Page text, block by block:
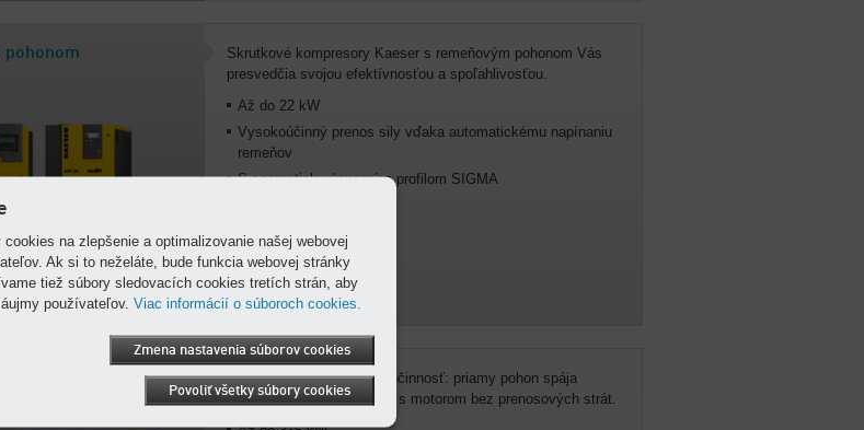
pohonom
Skrutkové kompresory Kaeser s remeňovým pohonom Vás
presvedčia svojou efektívnosťou a spoľahlivosťou.
Až do 22 kW
Vysokoúčinný prenos sily vďaka automatickému napínaniu
remeňov
S energeticky úsporným profilom SIGMA
S remeňovým pohonom
Výkonnosť a energetická účinnosť: priamy pohon spája
kompresorový blok priamo s motorom bez prenosových strát.
na zlepšenie a optimalizovanie našej webovej
Ak si to neželáte, bude funkcia webovej stránky
tiež súbory sledovacích cookies tretích strán, aby
používateľov. Viac informácií o súboroch cookies.
Zmena nastavenia súborov cookies
Povoliť všetky súbory cookies